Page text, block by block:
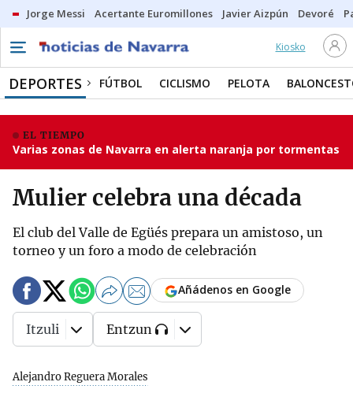
Jorge Messi Acertante Euromillones Javier Aizpún Devoré
Kiosko
DEPORTES FÚTBOL CICLISMO PELOTA
EL TIEMPO
Varias zonas de Navarra en alerta naranja por tormentas
Mulier celebra una década
El club del Valle de Egüés prepara un amistoso, un
torneo y un foro a modo de celebración
Alejandro Reguera Morales
Añádenos en Google
Itzuli Entzun